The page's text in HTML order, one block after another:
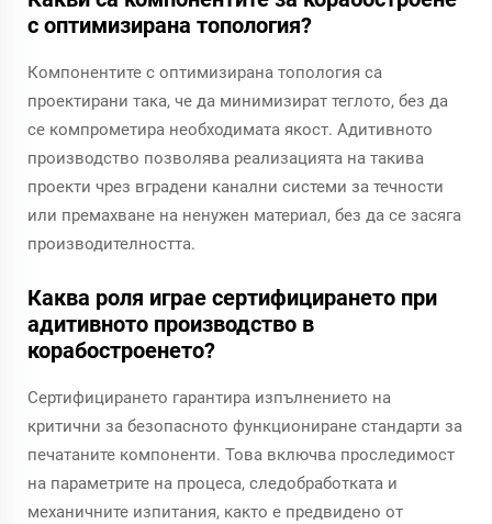
с оптимизирана топология?
Компонентите с оптимизирана топология са
проектирани така, че да минимизират теглото, без да
се компрометира необходимата якост. Адитивното
производство позволява реализацията на такива
проекти чрез вградени канални системи за течности
или премахване на ненужен материал, без да се засяга
производителността.
Каква роля играе сертифицирането при
адитивното производство в
корабостроенето?
Сертифицирането гарантира изпълнението на
критични за безопасното функциониране стандарти за
печатаните компоненти. Това включва проследимост
на параметрите на процеса, следобработката и
механичните изпитания, както е предвидено от